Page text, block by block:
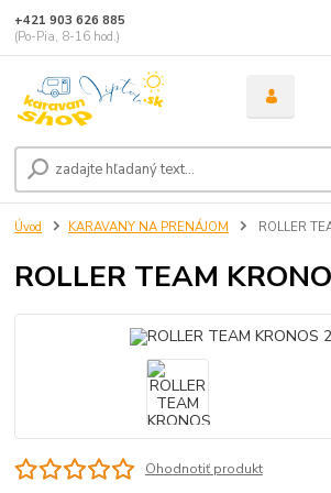
+421 903 626 885
(Po-Pia, 8-16 hod.)
Úvod KARAVANY NA PRENÁJOM ROLLER
ROLLER TEAM
Ohodnotiť produkt